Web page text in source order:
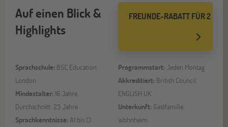
FREUNDE-RABATT FÜR 2
Auf einen Blick &
Highlights
Sprachschule: BSC Education
London
Mindestalter: 16 Jahre,
Durchschnitt: 23 Jahre
Sprachkenntnisse: A1 bis C1
Programmstart: Jeden Montag
Akkreditiert: British Council,
ENGLISH UK
Unterkunft: Gastfamilie,
Wohnheim